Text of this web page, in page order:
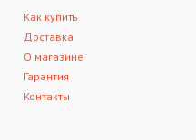
Как купить
Доставка
О магазине
Гарантия
Контакты